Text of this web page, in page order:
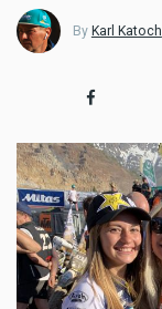
By Karl Katoch